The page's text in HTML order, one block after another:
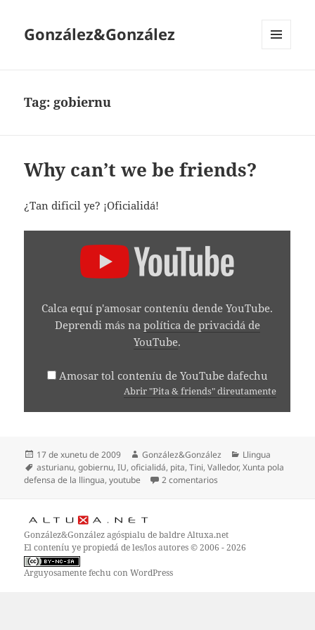
González&González
Tag: gobiernu
Why can’t we be friends?
¿Tan dificil ye? ¡Oficialidá!
Calca equí p'amosar conteníu dende YouTube.
Deprendi más na política de privacidá de
YouTube.
Amosar tol conteníu de YouTube dafechu
Abrir "Pita & friends" direutamente
Espublizáu
en
17 de xunetu de 2009 Autor
González&González Categoríes
Llingua
Etiquetes
asturianu,gobiernu,IU,oficialidá, pita,Tini,Valledor,Xunta pola
defensa de la llingua,youtube 2 comentarios
González&Gonzálezagóspialu de baldreAltuxa.net
El conteníu ye propiedá de les/los autores © 2006 - 2026
Arguyosamente fechu con WordPress